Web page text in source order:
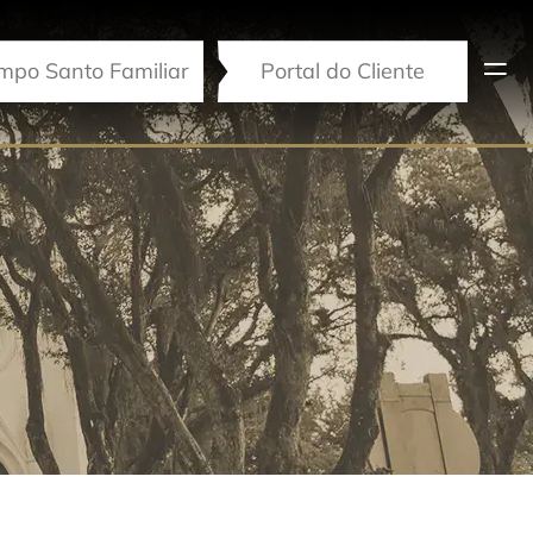
Santo Familiar Portal do Cliente